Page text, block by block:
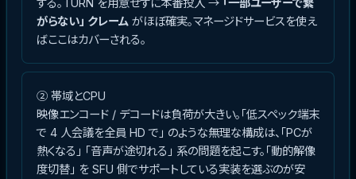
がらない」 クレーム がほぼ確実。マネージドサービスを使え
ばここはカバーされる。
② 帯域とCPU
映像エンコード / デコードは負荷が大きい。「低スペック端末
で 4 人会議を全員 HD で」 のような無理な構成は、「PCが
熱くなる」 「音声が途切れる」 系の問題を起こす。「動的解像
度切替」 を SFU 側でサポートしている実装を選ぶのが安